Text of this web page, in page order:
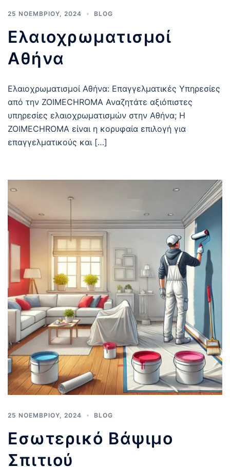
25 ΝΟΕΜΒΡΊΟΥ, 2024 BLOG
Ελαιοχρωματισμοί
Αθήνα
Ελαιοχρωματισμοί Αθήνα: Επαγγελματικές Υπηρεσίες
από την ZOIMECHROMA Αναζητάτε αξιόπιστες
υπηρεσίες ελαιοχρωματισμών στην Αθήνα; Η
ZOIMECHROMA είναι η κορυφαία επιλογή για
επαγγελματικούς και […]
25 ΝΟΕΜΒΡΊΟΥ, 2024 BLOG
Εσωτερικό Βάψιμο
Σπιτιού